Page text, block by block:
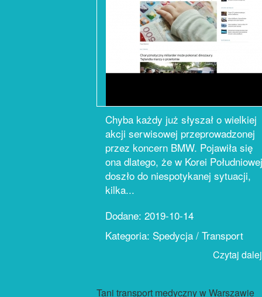
Chyba każdy już słyszał o wielkiej
akcji serwisowej przeprowadzonej
przez koncern BMW. Pojawiła się
ona dlatego, że w Korei Południowej
doszło do niespotykanej sytuacji,
kilka...
Dodane: 2019-10-14
Kategoria: Spedycja / Transport
Czytaj
Tani transport medyczny w Warszawie